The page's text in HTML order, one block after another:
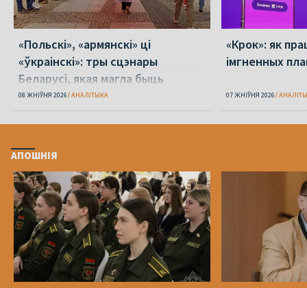
«Польскі», «армянскі» ці
«ўкраінскі»: тры сцэнары
Беларусі, якая магла быць
08 ЖНІЎНЯ 2026 АНАЛІТЫКА
«Крок»: як
імгненных
07 ЖНІЎНЯ 2026
АПОШНІЯ